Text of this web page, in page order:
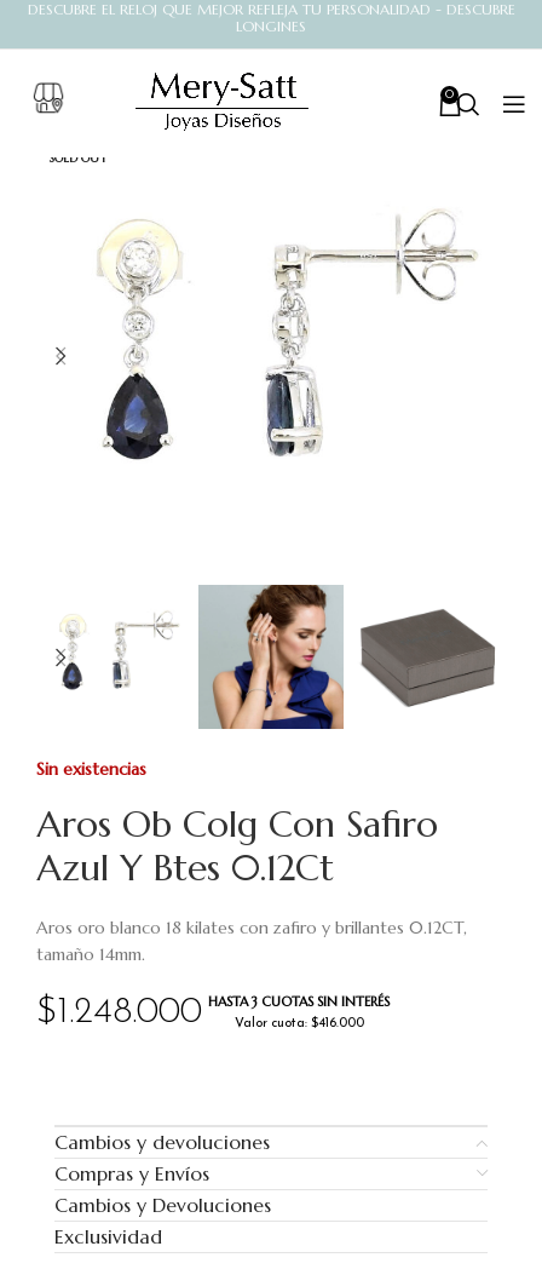
DESCUBRE EL RELOJ QUE MEJOR REFLEJA TU PERSONALIDAD - DESCUBRE
LONGINES
0
SOLD OUT
Aros Ob Colg Con Safiro
Azul Y Btes 0.12Ct
$1.248.000 HASTA 3 CUOTAS SIN INTERÉS
Valor cuota: $416.000
Aros oro blanco 18 kilates con zafiro y brillantes 0.12CT,
tamaño 14mm.
Sin existencias
Cambios y devoluciones
Compras y Envíos
Cambios y Devoluciones
Exclusividad